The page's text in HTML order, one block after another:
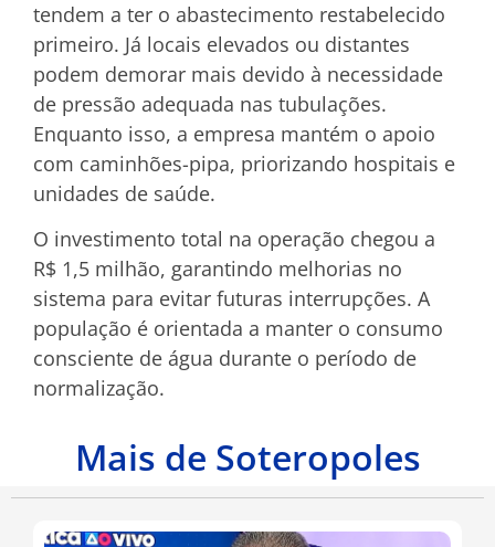
tendem a ter o abastecimento restabelecido
primeiro. Já locais elevados ou distantes
podem demorar mais devido à necessidade
de pressão adequada nas tubulações.
Enquanto isso, a empresa mantém o apoio
com caminhões-pipa, priorizando hospitais e
unidades de saúde.
O investimento total na operação chegou a
R$ 1,5 milhão, garantindo melhorias no
sistema para evitar futuras interrupções. A
população é orientada a manter o consumo
consciente de água durante o período de
normalização.
Mais de Soteropoles